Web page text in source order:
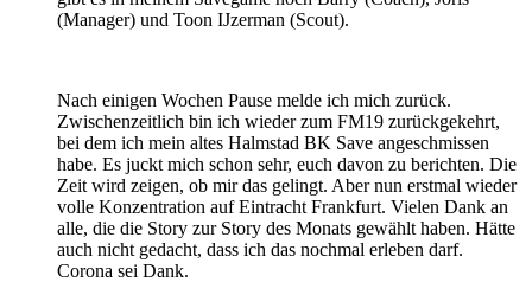
(Manager) und Toon IJzerman (Scout).
Nach einigen Wochen Pause melde ich mich zurück.
Zwischenzeitlich bin ich wieder zum FM19 zurückgekehrt,
bei dem ich mein altes Halmstad BK Save angeschmissen
habe. Es juckt mich schon sehr, euch davon zu berichten. Die
Zeit wird zeigen, ob mir das gelingt. Aber nun erstmal wieder
volle Konzentration auf Eintracht Frankfurt. Vielen Dank an
alle, die die Story zur Story des Monats gewählt haben. Hätte
auch nicht gedacht, dass ich das nochmal erleben darf.
Corona sei Dank.